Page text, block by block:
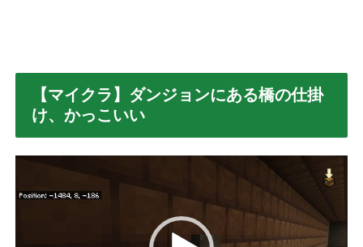
【マイクラ】ダンジョンにある橋の仕掛
け、かっこいい
画